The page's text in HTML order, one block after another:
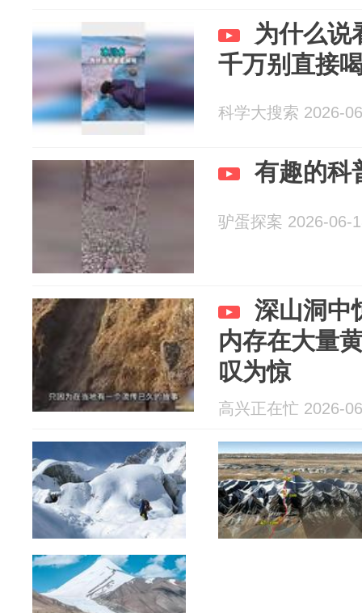
为什么说
千万别直接
科学大搜索 2026-
有趣的科
驴蛋探案 2026-06-
深山洞中
内存在大量
叹为惊
高兴正在忙 2026-